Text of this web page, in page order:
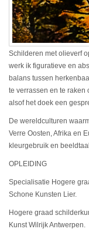
Schilderen met olieverf
werk ik figuratieve en
balans tussen
te verrassen en te
alsof het doek een
De wereldculturen
Verre Oosten, Afrika en
kleurgebruik en
OPLEIDING
Specialisatie Hogere
Schone Kunsten Lier.
Hogere graad
Kunst Wilrijk Antwerpen.